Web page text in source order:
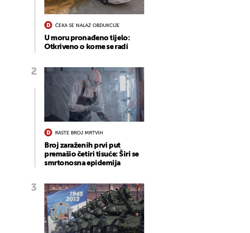
ČEKA SE NALAZ OBDUKCIJE
U moru pronađeno tijelo:
Otkriveno o kome se radi
RASTE BROJ MRTVIH
Broj zaraženih prvi put
premašio četiri tisuće: Širi se
smrtonosna epidemija